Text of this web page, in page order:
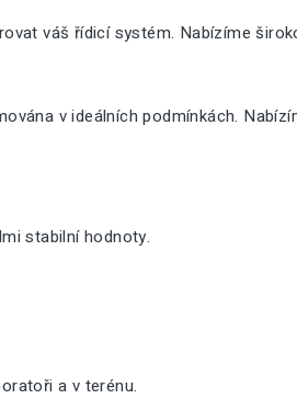
váš řídicí systém. Nabízíme
v ideálních podmínkách.
stabilní hodnoty.
a v terénu.